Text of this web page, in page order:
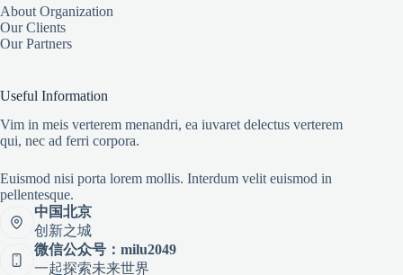
About Organization
Our Clients
Our Partners
Useful Information
Vim in meis verterem menandri, ea iuvaret delectus verterem
qui, nec ad ferri corpora.
Euismod nisi porta lorem mollis. Interdum velit euismod in
pellentesque.
中国北京
创新之城
微信公众号：milu2049
一起探索未来世界